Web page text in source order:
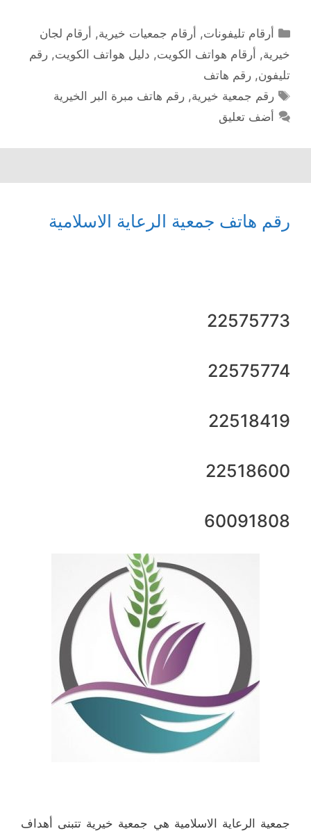
التصنيفات
أرقام تليفونات, أرقام جمعيات خيرية, أرقام لجان
خيرية, أرقام هواتف الكويت, دليل هواتف الكويت, رقم
تليفون, رقم هاتف
الوسوم
رقم جمعية خيرية,رقم هاتف مبرة البر الخيرية
أضف تعليق
رقم هاتف جمعية الرعاية الاسلامية
22575773
22575774
22518419
22518600
60091808
جمعية الرعاية الاسلامية هي جمعية خيرية تتبنى أهداف